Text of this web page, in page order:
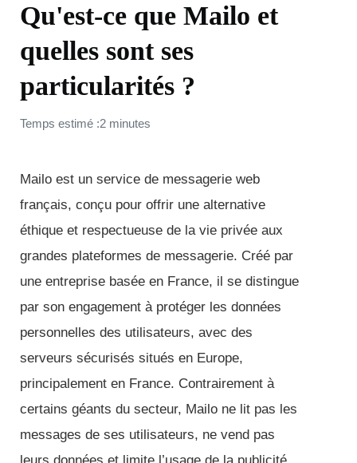
Qu'est-ce que Mailo et
quelles sont ses
particularités ?
Temps estimé :2 minutes
Mailo est un service de messagerie web
français, conçu pour offrir une alternative
éthique et respectueuse de la vie privée aux
grandes plateformes de messagerie. Créé par
une entreprise basée en France, il se distingue
par son engagement à protéger les données
personnelles des utilisateurs, avec des
serveurs sécurisés situés en Europe,
principalement en France. Contrairement à
certains géants du secteur, Mailo ne lit pas les
messages de ses utilisateurs, ne vend pas